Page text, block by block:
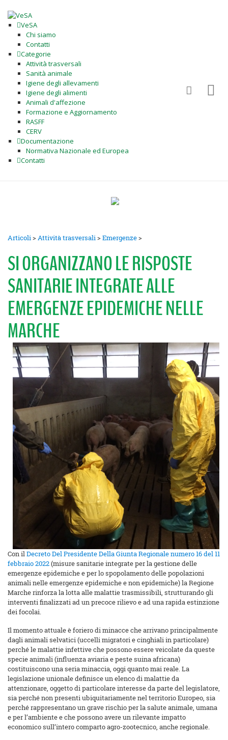
VeSA
Chi siamo
Contatti
Categorie
Attività trasversali
Sanità animale
Igiene degli allevamenti
Igiene degli alimenti
Animali d'affezione
Formazione e Aggiornamento
RASFF
CERV
Documentazione
Normativa Nazionale ed Europea
Contatti
Articoli>Attività trasversali>Emergenze>
SI ORGANIZZANO LE RISPOSTE
SANITARIE INTEGRATE ALLE
EMERGENZE EPIDEMICHE NELLE
MARCHE
Con ilDecreto Del Presidente Della Giunta Regionale numero 16 del 11
febbraio 2022(misure sanitarie integrate per la gestione delle
emergenze epidemiche e per lo spopolamento delle popolazioni
animali nelle emergenze epidemiche e non epidemiche) la Regione
Marche rinforza la lotta alle malattie trasmissibili, strutturando gli
interventi finalizzati ad un precoce rilievo e ad una rapida estinzione
dei focolai.
Il momento attuale è foriero di minacce che arrivano principalmente
dagli animali selvatici (uccelli migratori e cinghiali in particolare)
perché le malattie infettive che possono essere veicolate da queste
specie animali (influenza aviaria e peste suina africana)
costituiscono una seria minaccia, oggi quanto mai reale. La
legislazione unionale definisce un elenco di malattie da
attenzionare, oggetto di particolare interesse da parte del legislatore,
sia perché non presenti ubiquitariamente nel territorio Europeo, sia
perché rappresentano un grave rischio per la salute animale, umana
e per l’ambiente e che possono avere un rilevante impatto
economico sull’intero comparto agro-zootecnico, anche regionale.